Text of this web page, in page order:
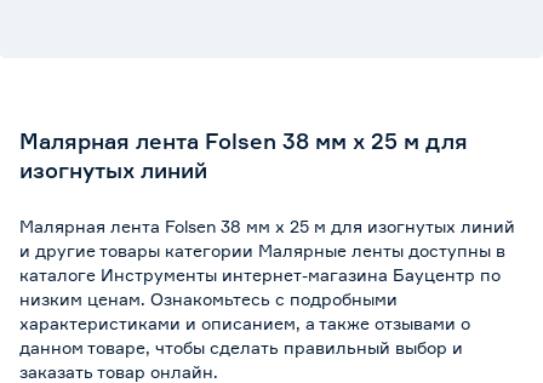
Малярная лента Folsen 38 мм х 25 м для
изогнутых линий
Малярная лента Folsen 38 мм х 25 м для изогнутых линий
и другие товары категории Малярные ленты доступны в
каталоге Инструменты интернет-магазина Бауцентр по
низким ценам. Ознакомьтесь с подробными
характеристиками и описанием, а также отзывами о
данном товаре, чтобы сделать правильный выбор и
заказать товар онлайн.